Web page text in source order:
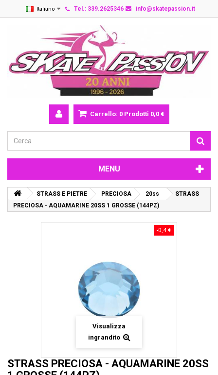
Italiano Tel.: 339.2625346 info@skatepassion.it
Carrello: 0 Prodotti 0,0 €
MENU
STRASS E PIETRE PRECIOSA 20ss
STRASS
PRECIOSA - AQUAMARINE 20SS 1 GROSSE (144PZ)
-0,4 €
Visualizza
ingrandito
STRASS PRECIOSA - AQUAMARINE 20SS